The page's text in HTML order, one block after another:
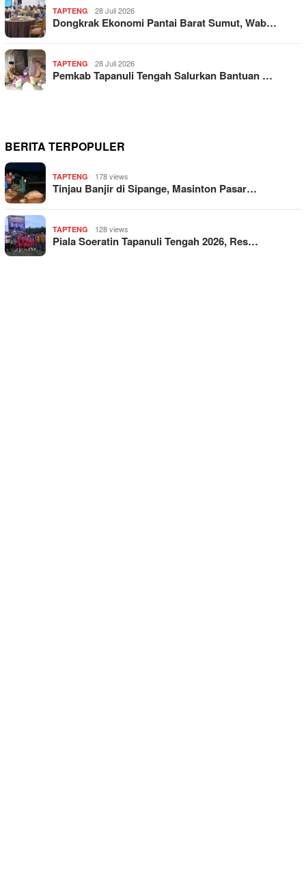
TAPTENG 28 Juli 2026
Dongkrak Ekonomi Pantai Barat Sumut, Wab…
TAPTENG 28 Juli 2026
Pemkab Tapanuli Tengah Salurkan Bantuan …
BERITA TERPOPULER
TAPTENG 178 views
Tinjau Banjir di Sipange, Masinton Pasar…
TAPTENG 128 views
Piala Soeratin Tapanuli Tengah 2026, Res…